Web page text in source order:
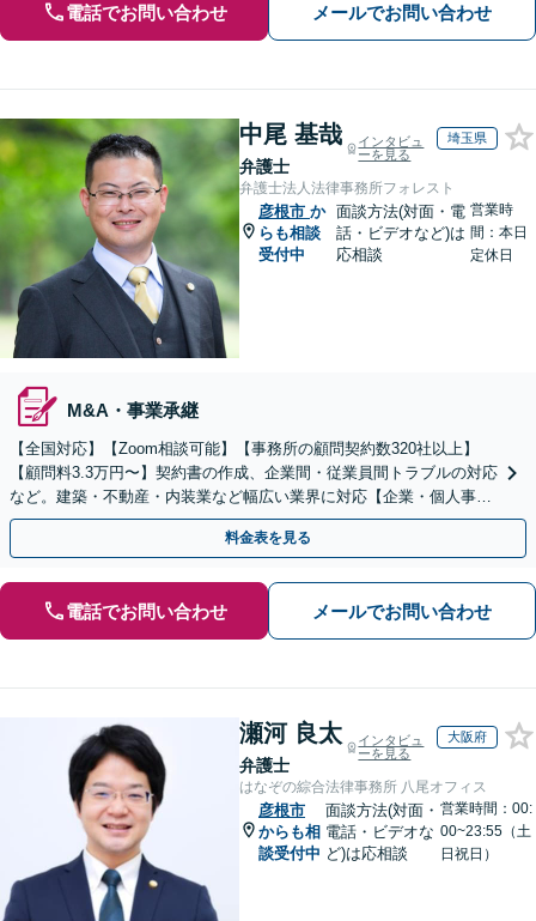
電話でお問い合わせ メールでお問い合わせ
中尾 基哉
弁護士
インタビュ
ーを見る
埼玉県
弁護士法人法律事務所フォレスト
彦根市 か
らも相談
受付中
面談方法(対面・電
話・ビデオなど)は
応相談
営業時
間：本日
定休日
M&A・事業承継
【全国対応】【Zoom相談可能】【事務所の顧問契約数320社以上】
【顧問料3.3万円〜】契約書の作成、企業間・従業員間トラブルの対応
など。建築・不動産・内装業など幅広い業界に対応【企業・個人事業
主の方初回面談無料】
料金表を見る
電話でお問い合わせ メールでお問い合わせ
瀬河 良太
弁護士
インタビュ
ーを見る
大阪府
はなぞの綜合法律事務所 八尾オフィス
彦根市
からも相
談受付中
面談方法(対面・
電話・ビデオな
ど)は応相談
営業時間：00:
00~23:55（土
日祝日）